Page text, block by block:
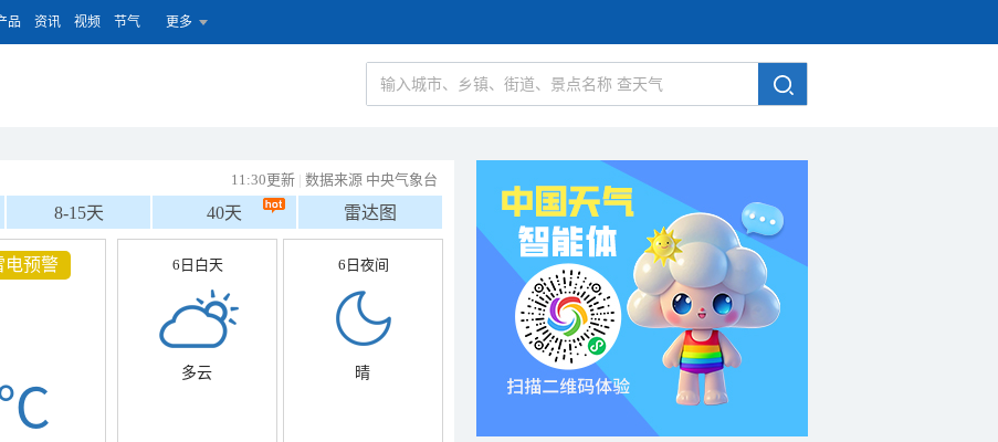
品 资讯 视频 节气 更多
11:30更新 | 数据来源 中央气象台
8-15天 40天 雷达图
电预警 6日白天
多云
6日夜间
晴